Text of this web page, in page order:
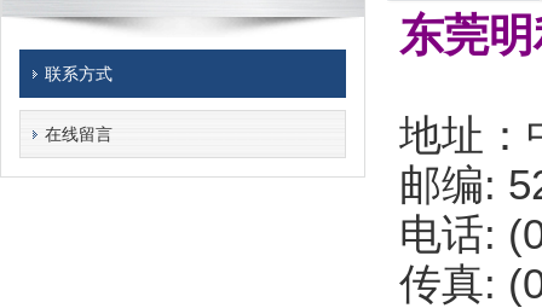
联系方式
在线留言
东莞
地址：
邮编:
电话:
传真: